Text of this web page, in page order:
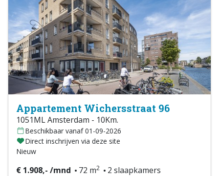
Appartement Wichersstraat 96
1051ML Amsterdam - 10Km.
Beschikbaar vanaf 01-09-2026
Direct inschrijven via deze site
Nieuw
€ 1.908,- /mnd 72 m2 2 slaapkamers